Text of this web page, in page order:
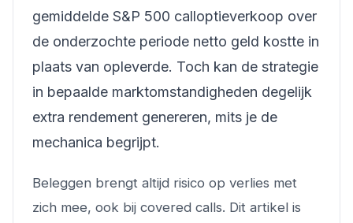
gemiddelde S&P 500 calloptieverkoop over
de onderzochte periode netto geld kostte in
plaats van opleverde. Toch kan de strategie
in bepaalde marktomstandigheden degelijk
extra rendement genereren, mits je de
mechanica begrijpt.
Beleggen brengt altijd risico op verlies met
zich mee, ook bij covered calls. Dit artikel is